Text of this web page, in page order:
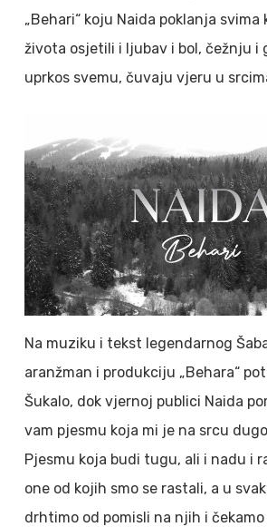
„Behari“ koju Naida poklanja
života osjetili i ljubav i bol, čežnju i
uprkos svemu, čuvaju vjeru u
Na muziku i tekst legendarnog
aranžman i produkciju „Behara“
Šukalo, dok vjernoj publici Naida
vam pjesmu koja mi je na srcu
Pjesmu koja budi tugu, ali i nadu i
one od kojih smo se rastali, a u
drhtimo od pomisli na njih i čekamo